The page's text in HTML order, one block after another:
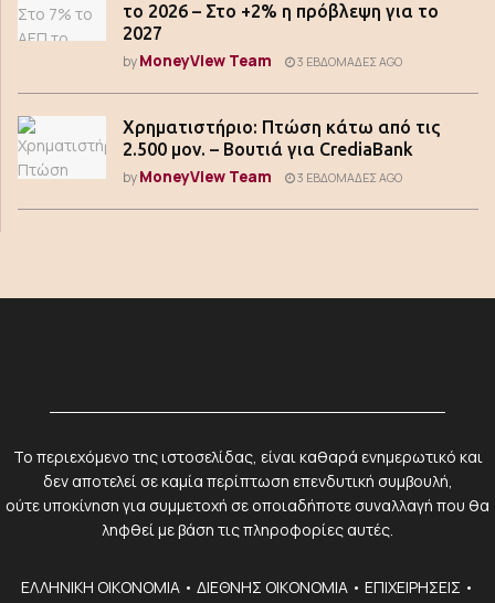
το 2026 – Στο +2% η πρόβλεψη για το
2027
byMoneyView Team 3 ΕΒΔΟΜΆΔΕΣ AGO
Χρηματιστήριο: Πτώση κάτω από τις
2.500 μον. – Βουτιά για CrediaBank
byMoneyView Team 3 ΕΒΔΟΜΆΔΕΣ AGO
Το περιεχόμενο της ιστοσελίδας, είναι καθαρά ενημερωτικό και
δεν αποτελεί σε καμία περίπτωση επενδυτική συμβουλή,
ούτε υποκίνηση για συμμετοχή σε οποιαδήποτε συναλλαγή που θα
ληφθεί με βάση τις πληροφορίες αυτές.
ΕΛΛΗΝΙΚΗ ΟΙΚΟΝΟΜΙΑ • ΔΙΕΘΝΗΣ ΟΙΚΟΝΟΜΙΑ • ΕΠΙΧΕΙΡΗΣΕΙΣ •